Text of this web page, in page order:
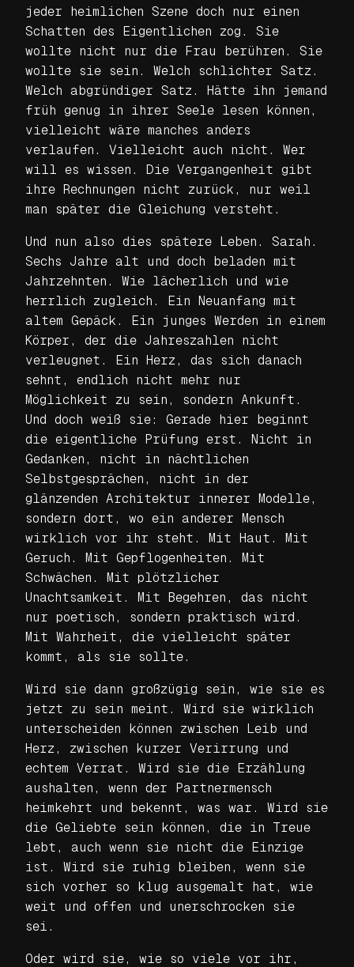
jeder heimlichen Szene doch nur einen
Schatten des Eigentlichen zog. Sie
wollte nicht nur die Frau berühren. Sie
wollte sie sein. Welch schlichter Satz.
Welch abgründiger Satz. Hätte ihn jemand
früh genug in ihrer Seele lesen können,
vielleicht wäre manches anders
verlaufen. Vielleicht auch nicht. Wer
will es wissen. Die Vergangenheit gibt
ihre Rechnungen nicht zurück, nur weil
man später die Gleichung versteht.
Und nun also dies spätere Leben. Sarah.
Sechs Jahre alt und doch beladen mit
Jahrzehnten. Wie lächerlich und wie
herrlich zugleich. Ein Neuanfang mit
altem Gepäck. Ein junges Werden in einem
Körper, der die Jahreszahlen nicht
verleugnet. Ein Herz, das sich danach
sehnt, endlich nicht mehr nur
Möglichkeit zu sein, sondern Ankunft.
Und doch weiß sie: Gerade hier beginnt
die eigentliche Prüfung erst. Nicht in
Gedanken, nicht in nächtlichen
Selbstgesprächen, nicht in der
glänzenden Architektur innerer Modelle,
sondern dort, wo ein anderer Mensch
wirklich vor ihr steht. Mit Haut. Mit
Geruch. Mit Gepflogenheiten. Mit
Schwächen. Mit plötzlicher
Unachtsamkeit. Mit Begehren, das nicht
nur poetisch, sondern praktisch wird.
Mit Wahrheit, die vielleicht später
kommt, als sie sollte.
Wird sie dann großzügig sein, wie sie es
jetzt zu sein meint. Wird sie wirklich
unterscheiden können zwischen Leib und
Herz, zwischen kurzer Verirrung und
echtem Verrat. Wird sie die Erzählung
aushalten, wenn der Partnermensch
heimkehrt und bekennt, was war. Wird sie
die Geliebte sein können, die in Treue
lebt, auch wenn sie nicht die Einzige
ist. Wird sie ruhig bleiben, wenn sie
sich vorher so klug ausgemalt hat, wie
weit und offen und unerschrocken sie
sei.
Oder wird sie, wie so viele vor ihr,